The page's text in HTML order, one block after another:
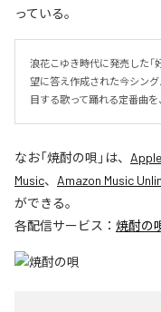
っている。
浪花こゆき時代に発売した「
望に答え作成された今シン
目する歌って踊れる定番曲
なお「焼酎の唄 」は、
Music、 Amazon Music
ができる。
各配信サービス： 焼酎の